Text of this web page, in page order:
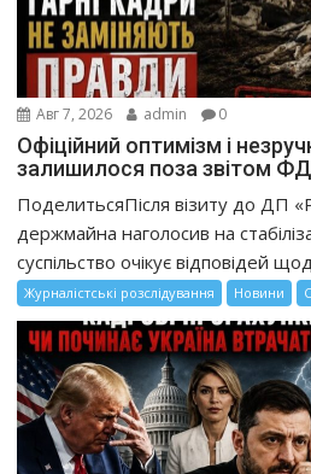
Авг 7, 2026 admin 0
Офіційний оптимізм і
залишилося поза звітом
ПоделитьсяПісля візиту до ДП
держмайна наголосив на
суспільство очікує відповідей
Журналістські розслідування Новини